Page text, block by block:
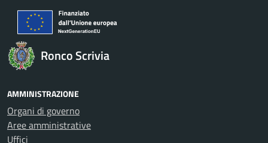
Ronco Scrivia
AMMINISTRAZIONE
Organi di governo
Aree amministrative
Uffici